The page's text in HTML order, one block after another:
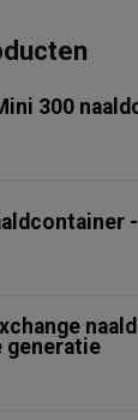
300
generatie